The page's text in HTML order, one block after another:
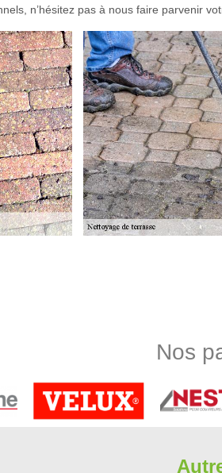
n’hésitez pas à nous faire parvenir
d’entretien qu'une qui n’a pas été
rénovation
comme le reste des éléments de
esthétique, cette intervention permet
à votre service. Nous mettons en place
Nos